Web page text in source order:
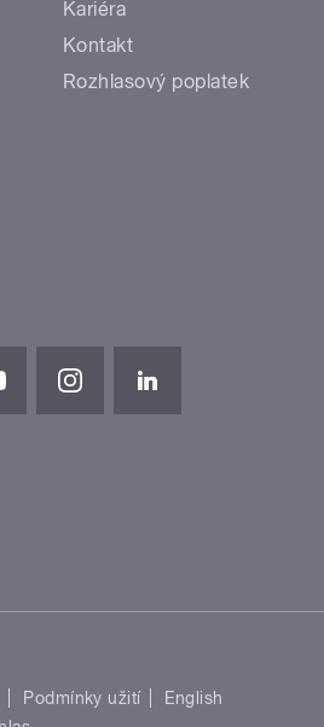
Kariéra
Kontakt
Rozhlasový poplatek
Podmínky užití
English